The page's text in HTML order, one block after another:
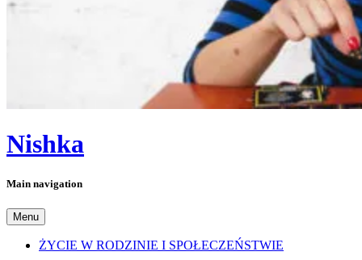
Nishka
Main navigation
Menu
ŻYCIE W RODZINIE I SPOŁECZEŃSTWIE